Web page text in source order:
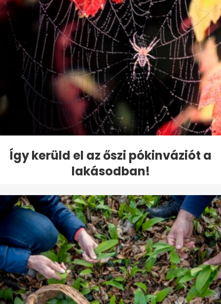
Így kerüld el az őszi pókinváziót a
lakásodban!